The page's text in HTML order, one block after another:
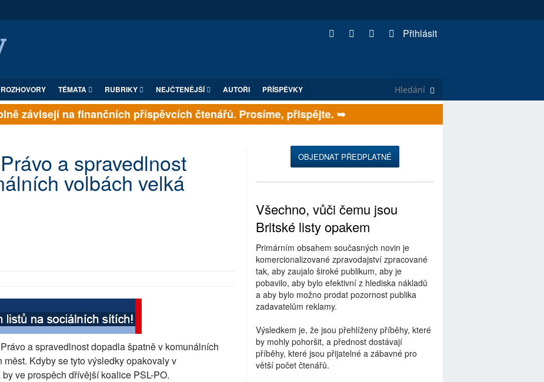
Přihlásit
ROZHOVORY TÉMATA RUBRIKY NEJČTENĚJŠÍ AUTOŘI PŘÍSPĚVKY
závisejí na finančních příspěvcích čtenářů. Prosíme, přispějte. ➥
a spravedlnost
volbách velká
a spravedlnost dopadla špatně v komunálních
Kdyby se tyto výsledky opakovaly v
ve prospěch dřívější koalice PSL-PO.
OBJEDNAT PŘEDPLATNÉ
Všechno, vůči čemu jsou
Britské listy opakem
Primárním obsahem současných novin je
komercionalizované zpravodajství zpracované
tak, aby zaujalo široké publikum, aby je
pobavilo, aby bylo efektivní z hlediska nákladů
a aby bylo možno prodat pozornost publika
zadavatelům reklamy.
Výsledkem je, že jsou přehlíženy příběhy, které
by mohly pohoršit, a přednost dostávají
příběhy, které jsou přijatelné a zábavné pro
větší počet čtenářů.